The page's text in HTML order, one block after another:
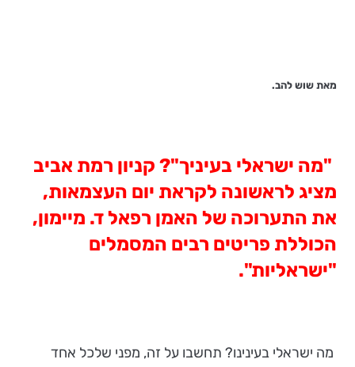
מאת שוש להב.
"מה ישראלי בעיניך"? קניון רמת אביב
מציג לראשונה לקראת יום העצמאות,
את התערוכה של האמן רפאל ד. מיימון,
הכוללת פריטים רבים המסמלים
"ישראליות".
מה ישראלי בעינינו? תחשבו על זה, מפני שלכל אחד